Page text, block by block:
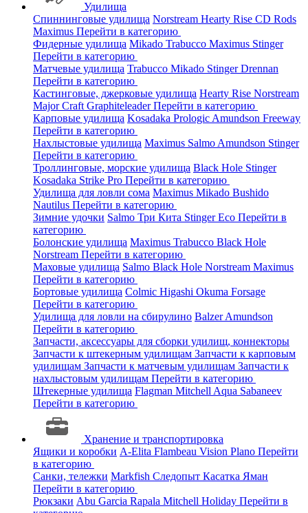
Удилища
Спиннинговые удилища Norstream Hearty Rise CD Rods
Maximus Перейти в категорию
Фидерные удилища Mikado Trabucco Maximus Stinger
Перейти в категорию
Матчевые удилища Trabucco Mikado StingerDrennan
Перейти в категорию
Кастинговые, джерковые удилища Hearty Rise Norstream
Major Craft GraphiteleaderПерейти в категорию
Карповые удилища Kosadaka Prologic Amundson Freeway
Перейти в категорию
Нахлыстовые удилища Maximus Salmo Amundson Stinger
Перейти в категорию
Троллинговые, морские удилища Black Hole Stinger
Kosadaka Strike Pro Перейти в категорию
Удилища для ловли сома Maximus Mikado Bushido
Nautilus Перейти в категорию
Зимние удочки Salmo Три Кита StingerEco Перейти в
категорию
Болонские удилища Maximus Trabucco Black Hole
Norstream Перейти в категорию
Маховые удилища Salmo Black Hole Norstream Maximus
Перейти в категорию
Бортовые удилища Colmic Higashi Okuma Forsage
Перейти в категорию
Удилища для ловли на сбирулино BalzerAmundson
Перейти в категорию
Запчасти, аксессуары для сборки удилищ, коннекторы
Запчасти к штекерным удилищам Запчасти к карповым
удилищам Запчасти к матчевым удилищам Запчасти к
нахлыстовым удилищам Перейти в категорию
Штекерные удилища Flagman Mitchell Aqua Sabaneev
Перейти в категорию
Хранение и транспортировка
Ящики и коробки A-Elita Flambeau Vision Plano Перейти
в категорию
Санки, тележки Markfish Следопыт Касатка Яман
Перейти в категорию
Рюкзаки Abu Garcia Rapala Mitchell Holiday Перейти в